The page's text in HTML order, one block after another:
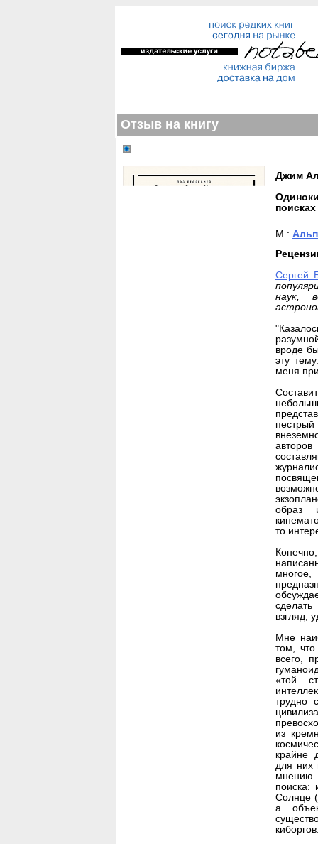
Отзыв на книгу
Джим
М.:
Сергей
наук,
вроде
эту
меня
образ
то
взгляд,
Мне
том, что
всего,
«той
трудно
из
крайне
для них
мнению
поиска:
Солнце
а